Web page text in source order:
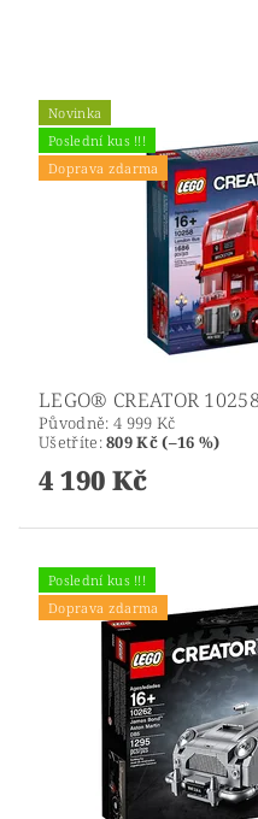
Novinka
Poslední kus !!!
Doprava zdarma
LEGO® CREATOR
Původně: 4 999 Kč
Ušetříte:809 Kč (–16 %)
4 190 Kč
Poslední kus !!!
Doprava zdarma